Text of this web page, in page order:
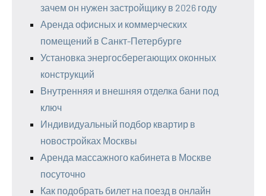
зачем он нужен застройщику в 2026 году
Аренда офисных и коммерческих
помещений в Санкт-Петербурге
Установка энергосберегающих оконных
конструкций
Внутренняя и внешняя отделка бани под
ключ
Индивидуальный подбор квартир в
новостройках Москвы
Аренда массажного кабинета в Москве
посуточно
Как подобрать билет на поезд в онлайн